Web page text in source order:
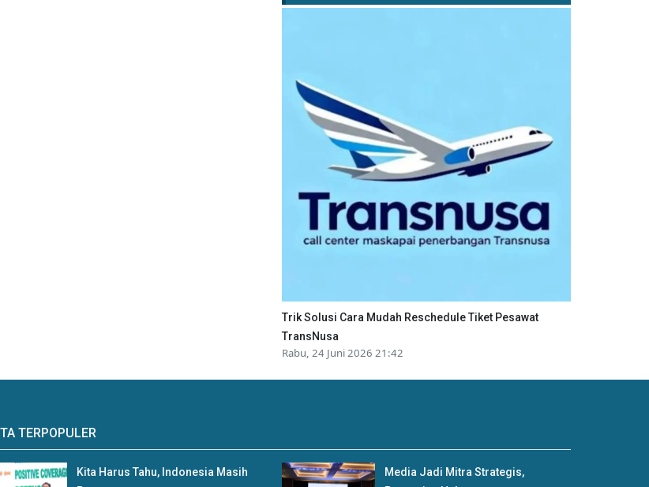
Trik Solusi Cara Mudah Reschedule Tiket Pesawat
TransNusa
Rabu, 24 Juni 2026 21:42
TERPOPULER
Kita Harus Tahu, Indonesia Masih
Media Jadi Mitra Strategis,